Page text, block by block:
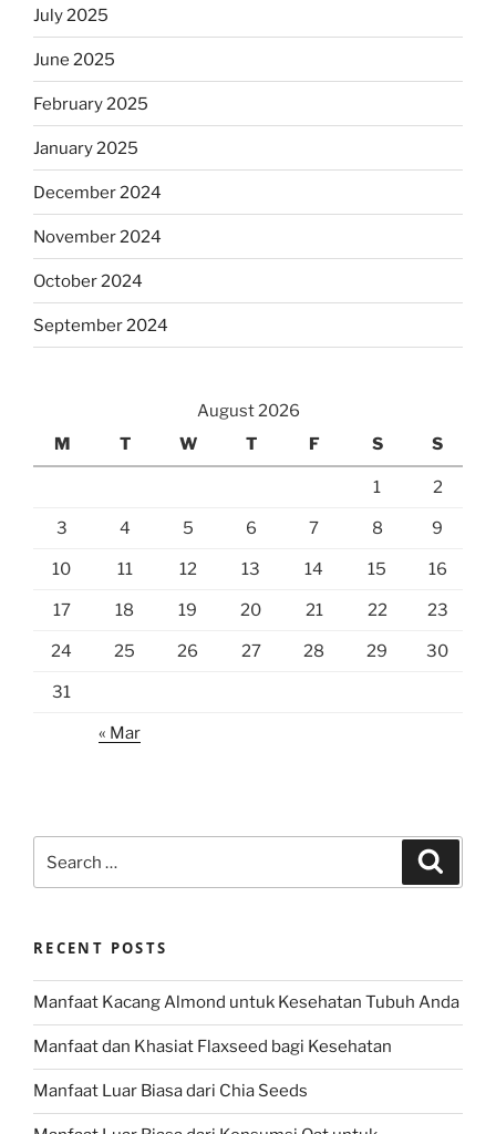
July 2025
June 2025
February 2025
January 2025
December 2024
November 2024
October 2024
September 2024
August 2026
M
T W T F S S
1 2
3 4 5 6 7 8 9
10 11 12 13 14 15 16
17 18 19 20 21 22 23
24 25 26 27 28 29 30
31
« Mar
for:
RECENT POSTS
Manfaat Kacang Almond untuk Kesehatan Tubuh Anda
Manfaat dan Khasiat Flaxseed bagi Kesehatan
Manfaat Luar Biasa dari Chia Seeds